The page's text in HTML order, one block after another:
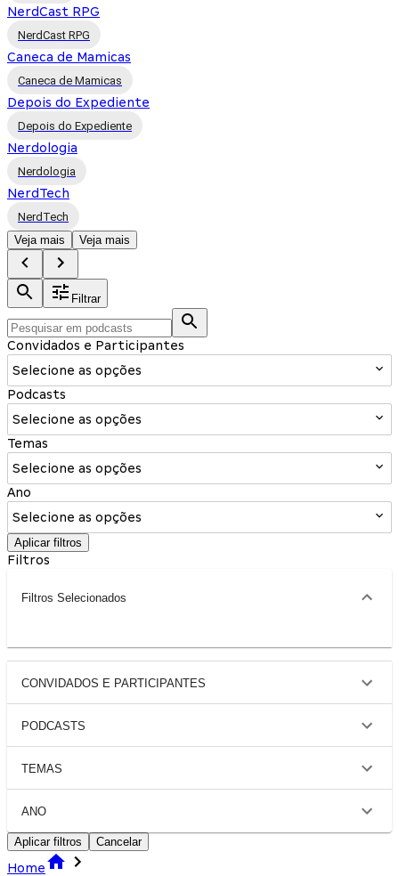
NerdCast RPG
NerdCast RPG
Caneca de Mamicas
Caneca de Mamicas
Depois do Expediente
Depois do Expediente
Nerdologia
Nerdologia
NerdTech
NerdTech
Veja mais
Veja mais
Filtrar
Convidados e Participantes
Selecione as opções
Podcasts
Selecione as opções
Temas
Selecione as opções
Ano
Selecione as opções
Aplicar filtros
Filtros
Filtros Selecionados
CONVIDADOS E PARTICIPANTES
PODCASTS
TEMAS
ANO
Aplicar filtros Cancelar
Home